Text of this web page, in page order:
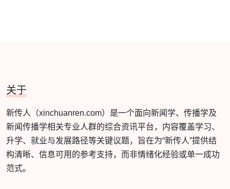
关于
新传人（xinchuanren.com）是一个面向新闻学、传播学及
新闻传播学相关专业人群的综合资讯平台，内容覆盖学习、
升学、就业与发展路径等关键议题，旨在为“新传人”提供结
构清晰、信息可用的参考支持，而非情绪化经验或单一成功
范式。